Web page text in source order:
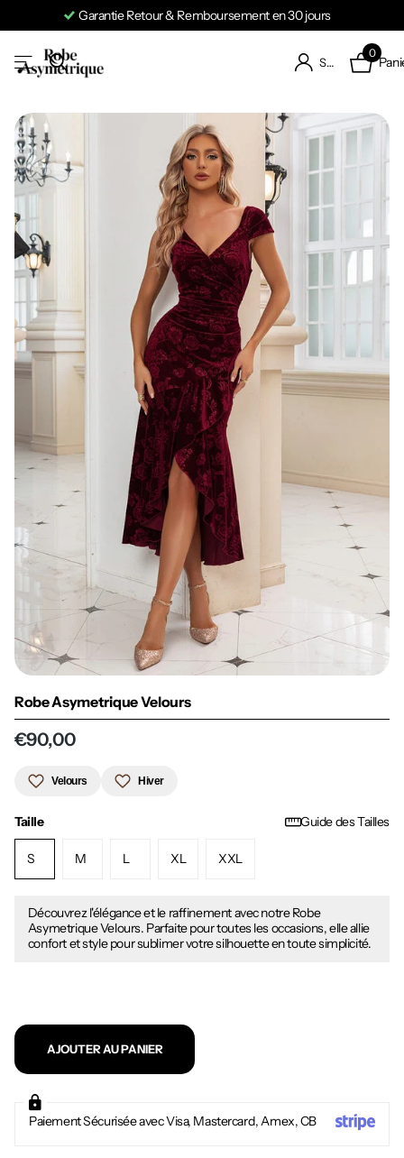
Garantie Retour & Remboursement en 30 jours
S'identifier
0
Robe Asymetrique Velours
€90,00
Velours Hiver
Taille Guide des Tailles
S M L XL XXL
Découvrez l'élégance et le raffinement avec notre Robe
Asymetrique Velours. Parfaite pour toutes les occasions, elle allie
confort et style pour sublimer votre silhouette en toute simplicité.
AJOUTER AU PANIER
Paiement Sécurisée avec Visa, Mastercard, Amex, CB